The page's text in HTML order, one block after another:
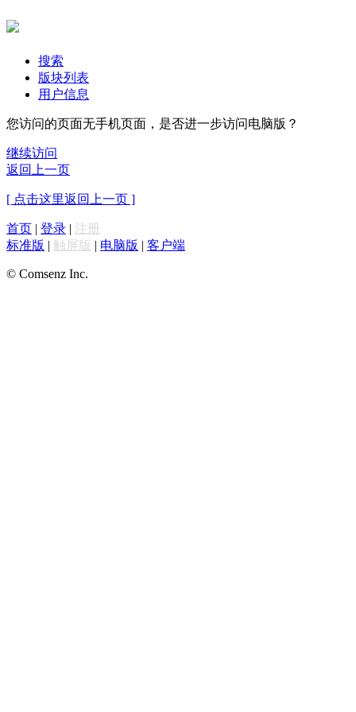
搜索
版块列表
用户信息
您访问的页面无手机页面，是否进一步访问电脑版？
继续访问
返回上一页
[ 点击这里返回上一页 ]
首页 | 登录 | 注册
标准版 | 触屏版 | 电脑版 | 客户端
© Comsenz Inc.